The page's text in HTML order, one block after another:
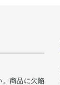
。商品に欠陥